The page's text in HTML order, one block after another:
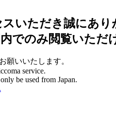
いただき誠にあり
でのみ閲覧いただ
願いいたします。
service.
be used from Japan.